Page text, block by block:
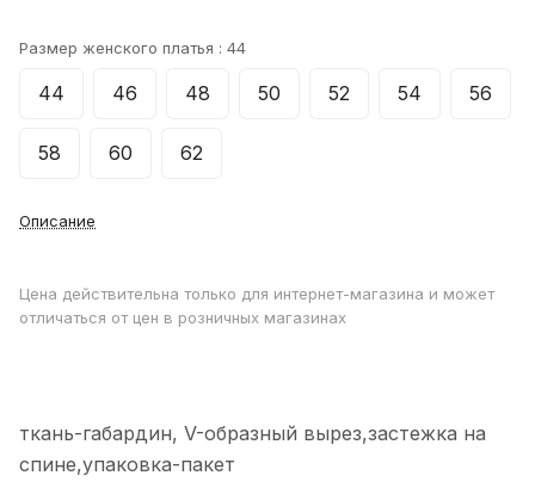
Размер женского платья : 44
44 46 48 50 52 54 56
58 60 62
Описание
Цена действительна только для интернет-магазина и может
отличаться от цен в розничных магазинах
ткань-габардин, V-образный вырез,застежка на
спине,упаковка-пакет